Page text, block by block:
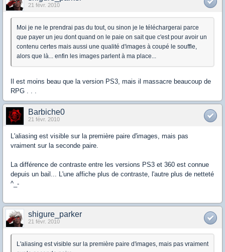
21 févr. 2010
Moi je ne le prendrai pas du tout, ou sinon je le téléchargerai parce
que payer un jeu dont quand on le paie on sait que c'est pour avoir un
contenu certes mais aussi une qualité d'images à coupé le souffle,
alors que là... enfin les images parlent à ma place...
Il est moins beau que la version PS3, mais il massacre beaucoup de
RPG . . .
Barbiche0
21 févr. 2010
L'aliasing est visible sur la première paire d'images, mais pas
vraiment sur la seconde paire.
La différence de contraste entre les versions PS3 et 360 est connue
depuis un bail... L'une affiche plus de contraste, l'autre plus de netteté
^_-
shigure_parker
21 févr. 2010
L'aliasing est visible sur la première paire d'images, mais pas vraiment